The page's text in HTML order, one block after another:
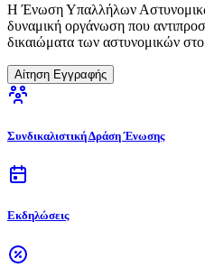
Η Ένωση Υπαλλήλων
δυναμική οργάνωση που
δικαιώματα των αστυνομικών
Αίτηση Εγγραφής
Συνδικαλιστική Δράση Ένωσης
Εκδηλώσεις